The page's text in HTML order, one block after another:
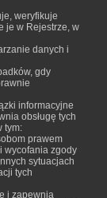
weryfikuje
je w Rejestrze, w
danych i
gdy
informacyjne
obsługę tych
tym:
prawem
wycofania zgody
sytuacjach
tych
i zapewnia